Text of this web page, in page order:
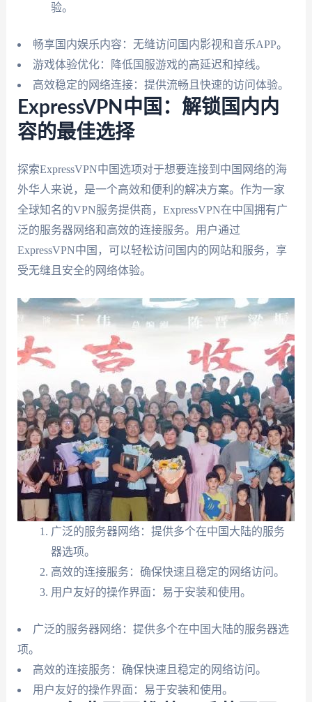
验。
畅享国内娱乐内容：无缝访问国内影视和音乐APP。
游戏体验优化：降低国服游戏的高延迟和掉线。
高效稳定的网络连接：提供流畅且快速的访问体验。
ExpressVPN中国：解锁国内内
容的最佳选择
探索ExpressVPN中国选项对于想要连接到中国网络的海
外华人来说，是一个高效和便利的解决方案。作为一家
全球知名的VPN服务提供商，ExpressVPN在中国拥有广
泛的服务器网络和高效的连接服务。用户通过
ExpressVPN中国，可以轻松访问国内的网站和服务，享
受无缝且安全的网络体验。
广泛的服务器网络：提供多个在中国大陆的服务
器选项。
高效的连接服务：确保快速且稳定的网络访问。
用户友好的操作界面：易于安装和使用。
广泛的服务器网络：提供多个在中国大陆的服务器选
项。
高效的连接服务：确保快速且稳定的网络访问。
用户友好的操作界面：易于安装和使用。